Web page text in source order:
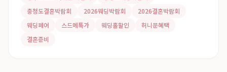
충청도결혼박람회
2026웨딩박람회
2026결혼박람회
웨딩페어
스드메특가 웨딩홀할인
허니문혜택
결혼준비